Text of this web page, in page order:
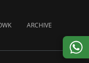
ARCHIVE